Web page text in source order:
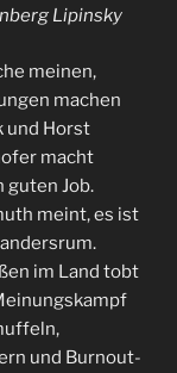
Lipinsky
meinen,
machen
und Horst
macht
guten Job.
meint, es ist
im Land tobt
und Burnout-